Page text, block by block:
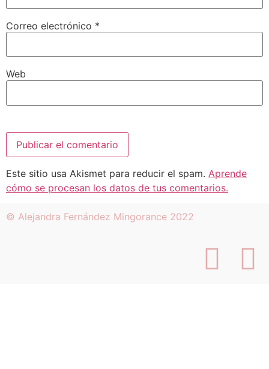
Correo electrónico *
Web
Este sitio usa Akismet para reducir el spam. Aprende
cómo se procesan los datos de tus comentarios.
© Alejandra Fernández Mingorance 2022